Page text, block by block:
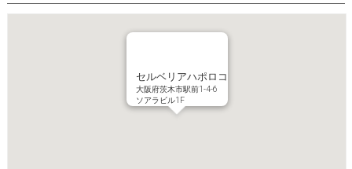
セルベリアハポロコ
大阪府茨木市駅前1-4-6
ソアラビル1F